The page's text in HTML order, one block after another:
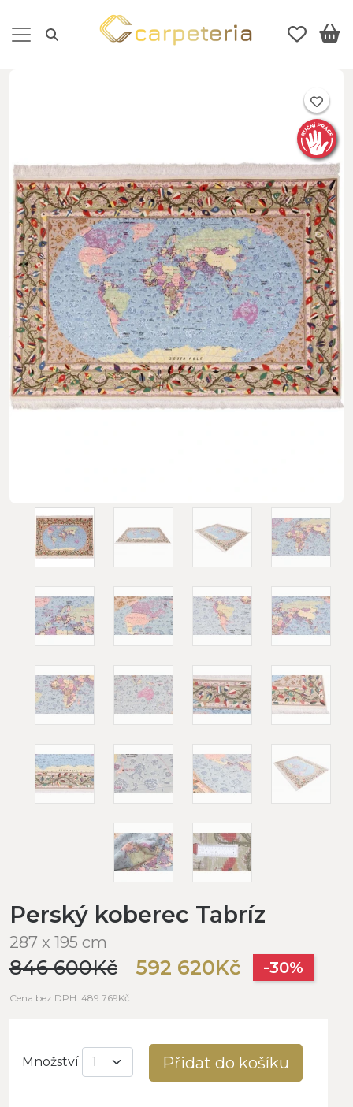
Perský koberec Tabríz
287 x 195 cm
846 600Kč 592 620Kč -30%
Cena bez DPH: 489 769Kč
Množství Přidat do košíku